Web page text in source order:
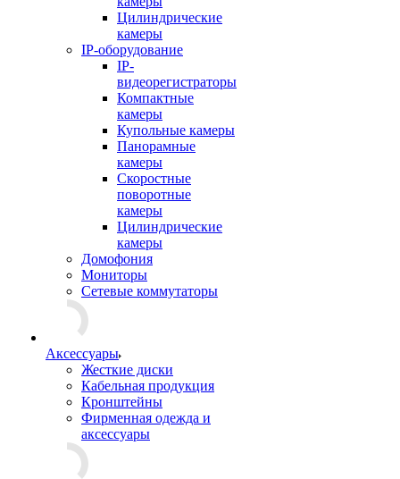
Цилиндрические
камеры
IP-оборудование
IP-
видеорегистраторы
Компактные
камеры
Купольные камеры
Панорамные
камеры
Скоростные
поворотные
камеры
Цилиндрические
камеры
Домофония
Мониторы
Сетевые коммутаторы
Аксессуары
Жесткие диски
Кабельная продукция
Кронштейны
Фирменная одежда и
аксессуары